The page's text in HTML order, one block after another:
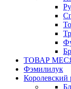
ТОВАР
Фэмилилук
Королевский